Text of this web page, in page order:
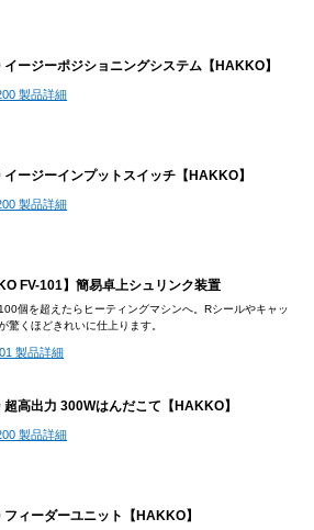
イージーポジショニングシステム【HAKKO】
製品詳細
イージーインプットスイッチ【HAKKO】
製品詳細
FV-101】簡易卓上シュリンク装置
個を超えたらヒーティングマシンへ。Rシールやキャッ
驚くほどきれいに仕上ります。
製品詳細
超高出力 300Wはんだこて【HAKKO】
製品詳細
フィーダーユニット【HAKKO】